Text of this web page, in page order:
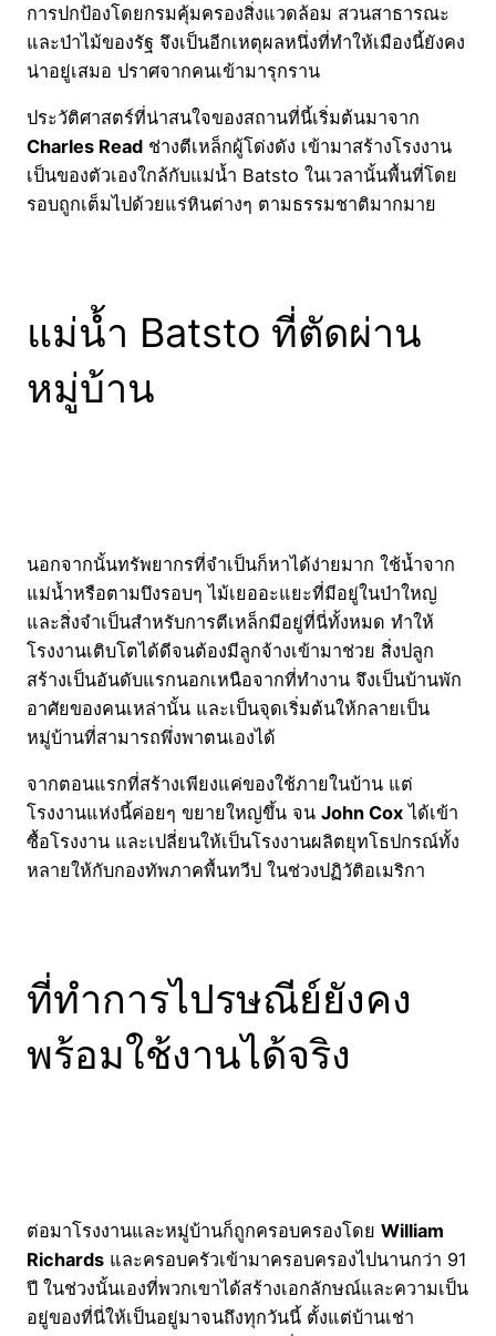
การปกป้องโดยกรมคุ้มครองสิ่งแวดล้อม สวนสาธารณะ
และป่าไม้ของรัฐ จึงเป็นอีกเหตุผลหนึ่งที่ทำให้เมืองนี้ยังคง
น่าอยู่เสมอ ปราศจากคนเข้ามารุกราน
ประวัติศาสตร์ที่น่าสนใจของสถานที่นี้เริ่มต้นมาจาก
Charles Read ช่างตีเหล็กผู้โด่งดัง เข้ามาสร้างโรงงาน
เป็นของตัวเองใกล้กับแม่น้ำ Batsto ในเวลานั้นพื้นที่โดย
รอบถูกเต็มไปด้วยแร่หินต่างๆ ตามธรรมชาติมากมาย
แม่น้ำ Batsto ที่ตัดผ่าน
หมู่บ้าน
นอกจากนั้นทรัพยากรที่จำเป็นก็หาได้ง่ายมาก ใช้น้ำจาก
แม่น้ำหรือตามบึงรอบๆ ไม้เยออะแยะที่มีอยู่ในป่าใหญ่
และสิ่งจำเป็นสำหรับการตีเหล็กมีอยู่ที่นี่ทั้งหมด ทำให้
โรงงานเติบโตได้ดีจนต้องมีลูกจ้างเข้ามาช่วย สิ่งปลูก
สร้างเป็นอันดับแรกนอกเหนือจากที่ทำงาน จึงเป็นบ้านพัก
อาศัยของคนเหล่านั้น และเป็นจุดเริ่มต้นให้กลายเป็น
หมู่บ้านที่สามารถพึ่งพาตนเองได้
จากตอนแรกที่สร้างเพียงแค่ของใช้ภายในบ้าน แต่
โรงงานแห่งนี้ค่อยๆ ขยายใหญ่ขึ้น จน John Cox ได้เข้า
ซื้อโรงงาน และเปลี่ยนให้เป็นโรงงานผลิตยุทโธปกรณ์ทั้ง
หลายให้กับกองทัพภาคพื้นทวีป ในช่วงปฏิวัติอเมริกา
ที่ทำการไปรษณีย์ยังคง
พร้อมใช้งานได้จริง
ต่อมาโรงงานและหมู่บ้านก็ถูกครอบครองโดย William
Richards และครอบครัวเข้ามาครอบครองไปนานกว่า 91
ปี ในช่วงนั้นเองที่พวกเขาได้สร้างเอกลักษณ์และความเป็น
อยู่ของที่นี่ให้เป็นอยู่มาจนถึงทุกวันนี้ ตั้งแต่บ้านเช่า